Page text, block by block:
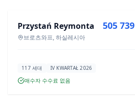
신규 분양
Przystań Reymonta
브로츠와프, 하실레시아
505
117 세대 IV KWARTAŁ 2026
매수자 수수료 없음